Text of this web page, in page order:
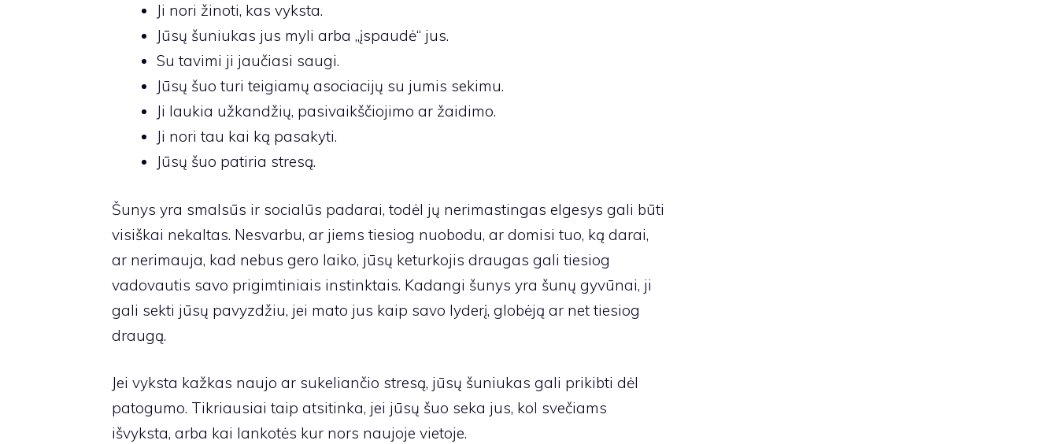
Ji nori žinoti, kas vyksta.
Jūsų šuniukas jus myli arba „įspaudė“ jus.
Su tavimi ji jaučiasi saugi.
Jūsų šuo turi teigiamų asociacijų su jumis sekimu.
Ji laukia užkandžių, pasivaikščiojimo ar žaidimo.
Ji nori tau kai ką pasakyti.
Jūsų šuo patiria stresą.
Šunys yra smalsūs ir socialūs padarai, todėl jų nerimastingas elgesys gali būti
visiškai nekaltas. Nesvarbu, ar jiems tiesiog nuobodu, ar domisi tuo, ką darai,
ar nerimauja, kad nebus gero laiko, jūsų keturkojis draugas gali tiesiog
vadovautis savo prigimtiniais instinktais. Kadangi šunys yra šunų gyvūnai, ji
gali sekti jūsų pavyzdžiu, jei mato jus kaip savo lyderį, globėją ar net tiesiog
draugą.
Jei vyksta kažkas naujo ar sukeliančio stresą, jūsų šuniukas gali prikibti dėl
patogumo. Tikriausiai taip atsitinka, jei jūsų šuo seka jus, kol svečiams
išvyksta, arba kai lankotės kur nors naujoje vietoje.